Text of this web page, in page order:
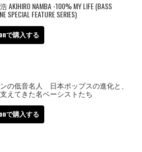
AKIHIRO NAMBA -100% MY LIFE (BASS
SPECIAL FEATURE SERIES)
で購入する
の低音名人 日本ポップスの進化と、
えてきた名ベーシストたち
で購入する